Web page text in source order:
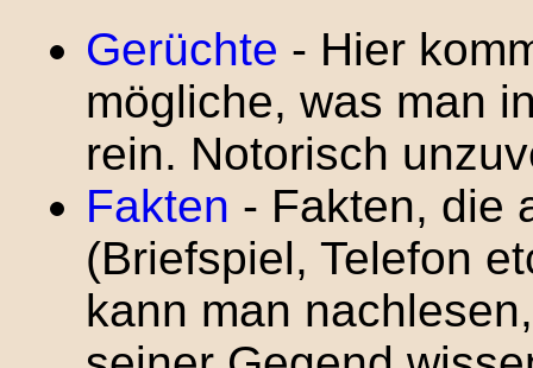
Gerüchte - Hier
mögliche, was man
rein. Notorisch
Fakten - Fakten, die
(Briefspiel, Telefon
kann man